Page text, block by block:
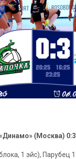
(Москва) 0:3
1 эйс),